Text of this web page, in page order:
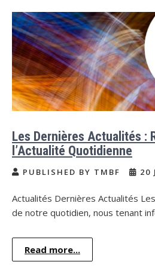
Les Dernières Actualités :
l’Actualité Quotidienne
PUBLISHED BY TMBF 20
Actualités Dernières Actualités
de notre quotidien, nous tenant
Read more...